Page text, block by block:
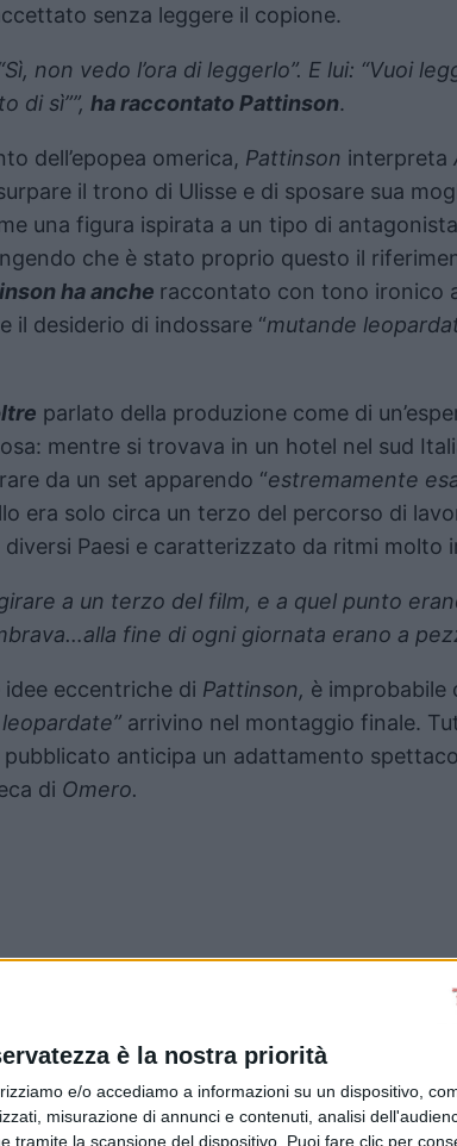
è la nostra priorità
e/o accediamo a informazioni su un dispositivo,
misurazione di annunci e contenuti, analisi
tramite la scansione del dispositivo. Puoi fare clic per
senza leggere il copione.
non vedo l’ora di leggerlo”. E lui: “Vuoi
di sì””, ha raccontato Pattinson.
dell’epopea omerica, Pattinson interpreta
il trono di Ulisse e di sposare sua
una figura ispirata a un tipo di antagonista
che è stato proprio questo il
ha anche raccontato con tono ironico
il desiderio di indossare “mutande
parlato della produzione come di
mentre si trovava in un hotel nel sud
da un set apparendo “estremamente
era solo circa un terzo del percorso di
diversi Paesi e caratterizzato da ritmi molto
a un terzo del film, e a quel punto
fine di ogni giornata erano a
eccentriche di Pattinson, è improbabile
arrivino nel montaggio finale.
anticipa un adattamento
di Omero.
3, 2026in Tag:
The Odyssey